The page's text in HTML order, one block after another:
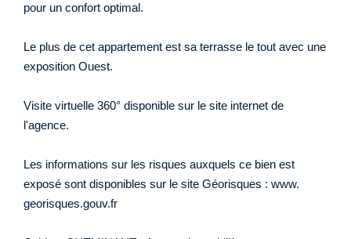
pour un confort optimal.
Le plus de cet appartement est sa terrasse le tout avec une
exposition Ouest.
Visite virtuelle 360° disponible sur le site internet de
l'agence.
Les informations sur les risques auxquels ce bien est
exposé sont disponibles sur le site Géorisques : www.
georisques.gouv.fr